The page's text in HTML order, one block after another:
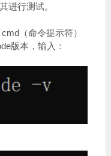
进行测试。
（命令提示符）
版本，输入：